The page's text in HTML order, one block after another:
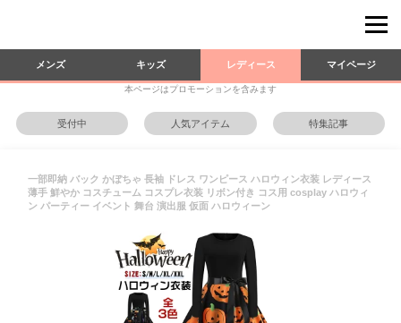
メンズ キッズ レディース マイページ
本ページはプロモーションを含みます
受付中 人気アイテム 特集記事
一部即納 バック かぼちゃ 長袖 ドレス ワンピース ハロウィン衣装 レディース
薄手 鮮やか コスチューム コスプレ衣装 リボン付き コス用 cosplay ハロウィ
ン パーティー イベント 舞台 演出服 仮面 ハロウィーン